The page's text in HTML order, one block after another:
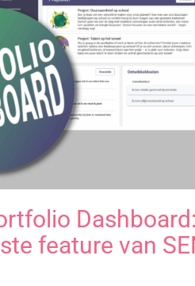
feature van